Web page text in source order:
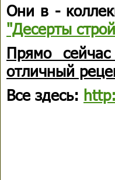
Они в -
"Десерты
Прямо
отличный
Все здесь: